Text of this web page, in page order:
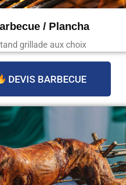
/ Plancha
grillade aux choix
DEVIS BARBECUE